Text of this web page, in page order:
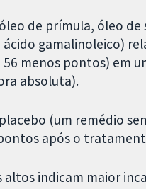
de prímula, óleo
gamalinoleico)
menos pontos) em
absoluta).
(um remédio
após o
altos indicam maior